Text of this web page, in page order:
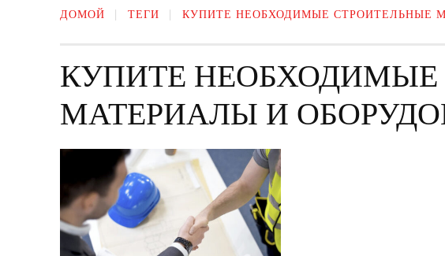
ДОМОЙ ТЕГИ КУПИТЕ НЕОБХОДИМЫЕ СТРОИТЕЛЬНЫЕ
КУПИТЕ НЕОБХОДИМЫЕ
МАТЕРИАЛЫ И